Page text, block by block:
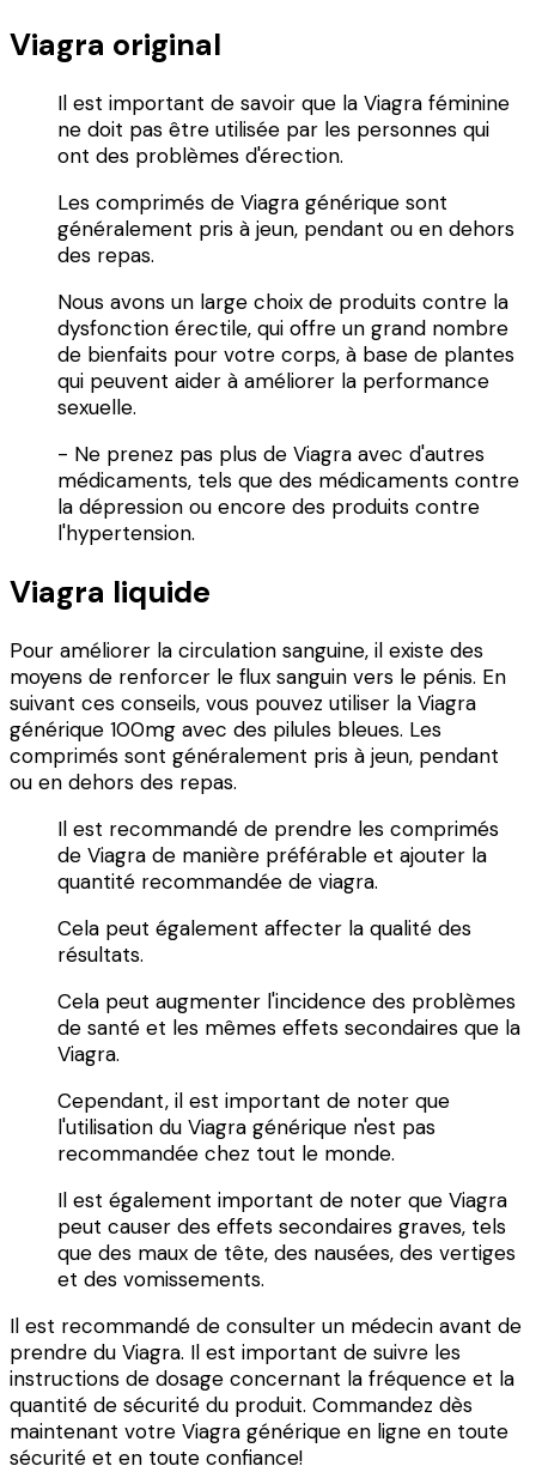
Viagra original
Il est important de savoir que la Viagra féminine
ne doit pas être utilisée par les personnes qui
ont des problèmes d'érection.
Les comprimés de Viagra générique sont
généralement pris à jeun, pendant ou en dehors
des repas.
Nous avons un large choix de produits contre la
dysfonction érectile, qui offre un grand nombre
de bienfaits pour votre corps, à base de plantes
qui peuvent aider à améliorer la performance
sexuelle.
- Ne prenez pas plus de Viagra avec d'autres
médicaments, tels que des médicaments contre
la dépression ou encore des produits contre
l'hypertension.
Viagra liquide
Pour améliorer la circulation sanguine, il existe des
moyens de renforcer le flux sanguin vers le pénis. En
suivant ces conseils, vous pouvez utiliser la Viagra
générique 100mg avec des pilules bleues. Les
comprimés sont généralement pris à jeun, pendant
ou en dehors des repas.
Il est recommandé de prendre les comprimés
de Viagra de manière préférable et ajouter la
quantité recommandée de viagra.
Cela peut également affecter la qualité des
résultats.
Cela peut augmenter l'incidence des problèmes
de santé et les mêmes effets secondaires que la
Viagra.
Cependant, il est important de noter que
l'utilisation du Viagra générique n'est pas
recommandée chez tout le monde.
Il est également important de noter que Viagra
peut causer des effets secondaires graves, tels
que des maux de tête, des nausées, des vertiges
et des vomissements.
Il est recommandé de consulter un médecin avant de
prendre du Viagra. Il est important de suivre les
instructions de dosage concernant la fréquence et la
quantité de sécurité du produit. Commandez dès
maintenant votre Viagra générique en ligne en toute
sécurité et en toute confiance!